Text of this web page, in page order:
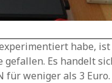
habe,
gefallen. Es handelt
für weniger als 3 Euro.